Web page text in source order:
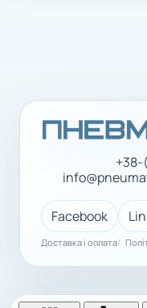
Facebook
Доставка і оплата